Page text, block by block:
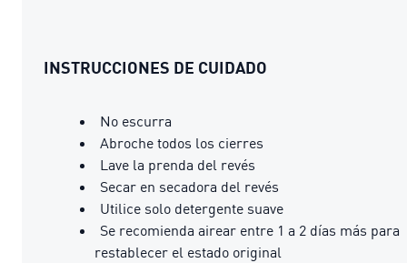
INSTRUCCIONES DE CUIDADO
No escurra
Abroche todos los cierres
Lave la prenda del revés
Secar en secadora del revés
Utilice solo detergente suave
Se recomienda airear entre 1 a 2 días más para
restablecer el estado original